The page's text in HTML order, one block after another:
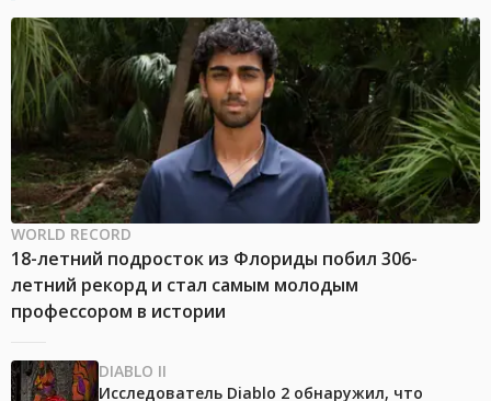
WORLD RECORD
18-летний подросток из Флориды побил 306-
летний рекорд и стал самым молодым
профессором в истории
DIABLO II
Исследователь Diablo 2 обнаружил, что